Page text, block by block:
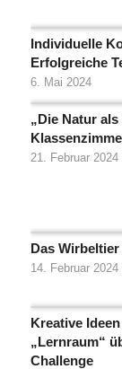
Individuelle
Erfolgreiche
6. Mai 2024
„Die Natur
21. Februar 2024
Das
14. Februar 2024
Kreative
„Lernraum“
Challenge